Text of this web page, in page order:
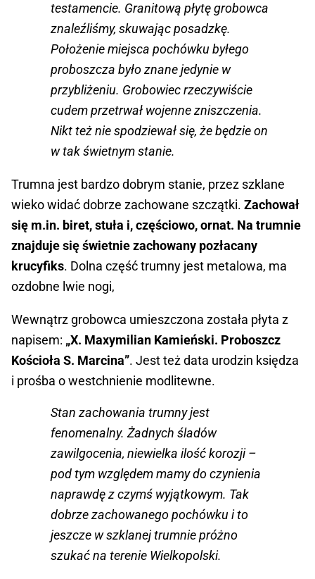
testamencie. Granitową płytę grobowca
znaleźliśmy, skuwając posadzkę.
Położenie miejsca pochówku byłego
proboszcza było znane jedynie w
przybliżeniu. Grobowiec rzeczywiście
cudem przetrwał wojenne zniszczenia.
Nikt też nie spodziewał się, że będzie on
w tak świetnym stanie.
Trumna jest bardzo dobrym stanie, przez szklane
wieko widać dobrze zachowane szczątki. Zachował
się m.in. biret, stuła i, częściowo, ornat. Na trumnie
znajduje się świetnie zachowany pozłacany
krucyfiks. Dolna część trumny jest metalowa, ma
ozdobne lwie nogi,
Wewnątrz grobowca umieszczona została płyta z
napisem: „X. Maxymilian Kamieński. Proboszcz
Kościoła S. Marcina”. Jest też data urodzin księdza
i prośba o westchnienie modlitewne.
Stan zachowania trumny jest
fenomenalny. Żadnych śladów
zawilgocenia, niewielka ilość korozji –
pod tym względem mamy do czynienia
naprawdę z czymś wyjątkowym. Tak
dobrze zachowanego pochówku i to
jeszcze w szklanej trumnie próżno
szukać na terenie Wielkopolski.